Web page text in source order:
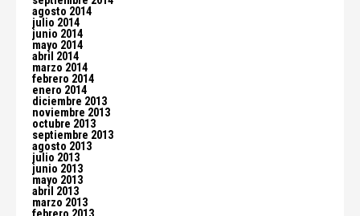
agosto 2014
julio 2014
junio 2014
mayo 2014
abril 2014
marzo 2014
febrero 2014
enero 2014
diciembre 2013
noviembre 2013
octubre 2013
septiembre 2013
agosto 2013
julio 2013
junio 2013
mayo 2013
abril 2013
marzo 2013